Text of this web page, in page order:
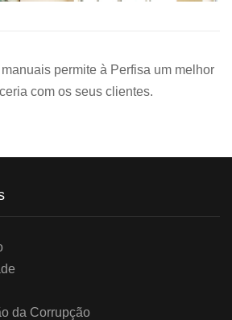
permite à Perfisa um melhor
com os seus clientes.
da Corrupção